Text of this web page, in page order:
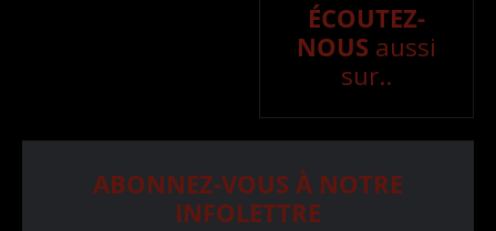
ÉCOUTEZ-
NOUS aussi
sur..
ABONNEZ-VOUS À NOTRE
INFOLETTRE